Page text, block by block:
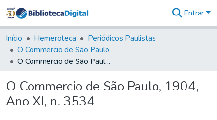
&
Coleções
Tudo na
Biblioteca
Estatísticas
Entrar
Início Hemeroteca
Periódicos Paulistas
O Commercio de São Paulo
O Commercio de São Paulo, 1904, Ano XI, n. 3534
O Commercio de São Paulo, 1904,
Ano XI, n. 3534